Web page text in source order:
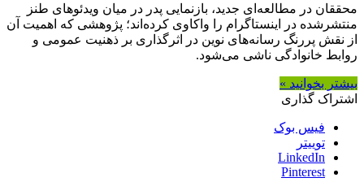
محققان در مطالعه‌ای جدید، بازنمایی پدر در میان ویدئوهای طنز
منتشرشده در اینستاگرام را واکاوی کرده‌اند؛ پژوهشی که اهمیت آن
از نقش پررنگ رسانه‌های نوین در اثرگذاری بر ذهنیت عمومی و
روابط خانوادگی ناشی می‌شود.
بیشتر بخوانید »
اشتراک گذاری
فیس بوک
توییتر
LinkedIn
Pinterest